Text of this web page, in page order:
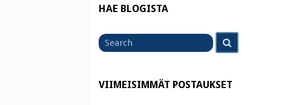
HAE BLOGISTA
for
VIIMEISIMMÄT POSTAUKSET